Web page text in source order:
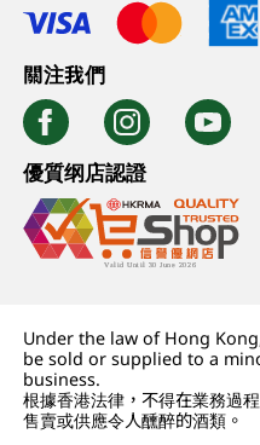
關注我們
優質纲店認證
Under the law of Hong
be sold or supplied to a
business.
根據香港法律，不得在業務過
售賣或供應令人醺醉的酒類。